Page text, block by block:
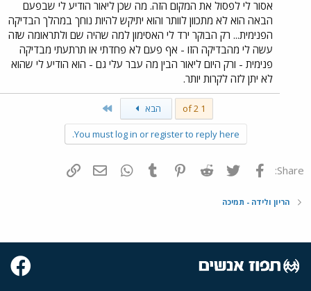
אסור לי לפסול את המקום הזה. מה שכן ליאור הודיע לי שבפעם
הבאה הוא לא מתכוון לוותר והוא יתיקש להיות נוחך במהלך הבדיקה
הפנימית... רק הבוקר ירד לי האסימון למה שהיה שם ולתראומה שזה
עשה לי מהבדיקה הזו - אף פעם לא פחדתי או תרתעתי מבדיקה
פנימית - ורק היום ליאור הבין מה עבר עלי גם - הוא הודיע לי שהוא
לא יתן לזה לקרות יותר.
1 of 2 הבא
You must log in or register to reply here.
Share: פייסבוק Twitter
Reddit
Pinterest
Tumblr
WhatsAppדואר אלקטרוני
הריון ולידה - תמיכה